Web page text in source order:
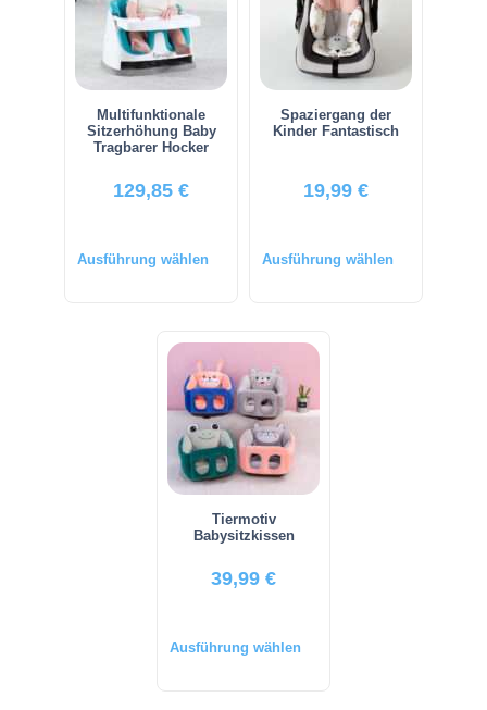
Multifunktionale
Sitzerhöhung Baby
Tragbarer Hocker
129,85 €
Ausführung wählen
Spaziergang der
Kinder Fantastisch
19,99 €
Ausführung wählen
Tiermotiv
Babysitzkissen
39,99 €
Ausführung wählen